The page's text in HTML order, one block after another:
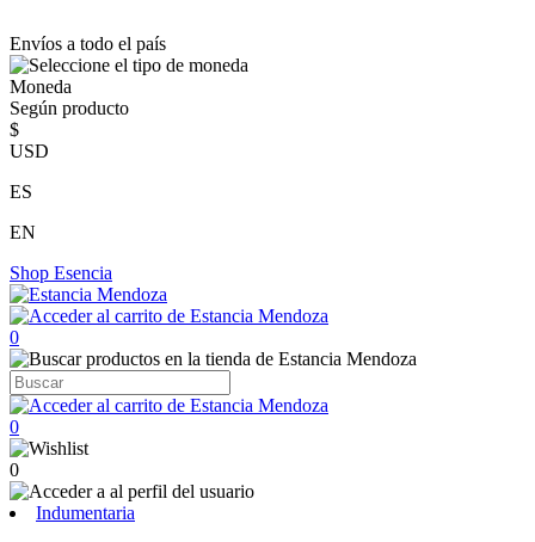
Envíos a todo el país
Moneda
Según producto
$
USD
ES
EN
Shop Esencia
0
0
0
Indumentaria